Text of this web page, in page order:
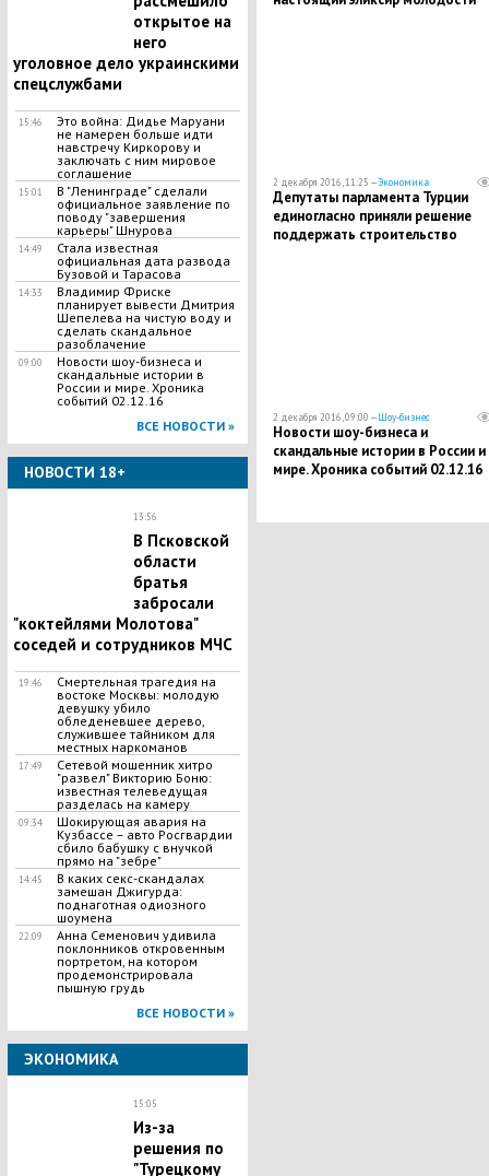
открытое на
него
уголовное дело украинскими
спецслужбами
15:46
Это война: Дидье Маруани
не намерен больше идти
навстречу Киркорову и
заключать с ним мировое
соглашение
15:01
В "Ленинграде" сделали
официальное заявление по
поводу "завершения
карьеры" Шнурова
14:49
Стала известная
официальная дата развода
Бузовой и Тарасова
14:33
Владимир Фриске
планирует вывести Дмитрия
Шепелева на чистую воду и
сделать скандальное
разоблачение
09:00
Новости шоу-бизнеса и
скандальные истории в
России и мире. Хроника
событий 02.12.16
ВСЕ НОВОСТИ »
НОВОСТИ 18+
13:56
В Псковской
области
братья
забросали
"коктейлями Молотова"
соседей и сотрудников МЧС
19:46
Смертельная трагедия на
востоке Москвы: молодую
девушку убило
обледеневшее дерево,
служившее тайником для
местных наркоманов
17:49
Сетевой мошенник хитро
"развел" Викторию Боню:
известная телеведущая
разделась на камеру
09:34
Шокирующая авария на
Кузбассе – авто Росгвардии
сбило бабушку с внучкой
прямо на "зебре"
14:45
В каких секс-скандалах
замешан Джигурда:
поднаготная одиозного
шоумена
22:09
Анна Семенович удивила
поклонников откровенным
портретом, на котором
продемонстрировала
пышную грудь
ВСЕ НОВОСТИ »
ЭКОНОМИКА
15:05
Из-за
решения по
"Турецкому
2 декабря 2016, 11:25 —Экономика
Депутаты парламента Турции
единогласно приняли решение
поддержать строительство
2 декабря 2016, 09:00 —Шоу-бизнес
Новости шоу-бизнеса и
скандальные истории в России и
мире. Хроника событий 02.12.16